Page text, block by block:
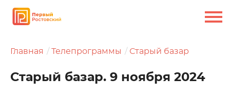
Главная Телепрограммы Старый базар
Старый базар. 9 ноября 2024